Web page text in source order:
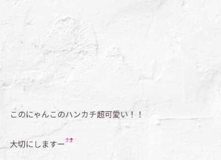
このにゃんこのハンカチ超可愛い！！
大切にしますー